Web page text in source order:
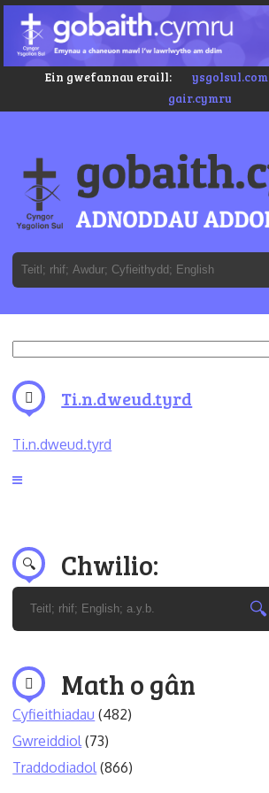
Ein gwefannau eraill: ysgolsul.com
gair.cymru
Ti.n.dweud.tyrd
Ti.n.dweud.tyrd
Chwilio:
Math o gân
Cyfieithiadau (482)
Gwreiddiol (73)
Traddodiadol (866)